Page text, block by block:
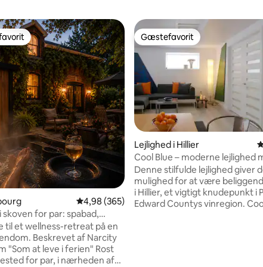
bedømmelse, 234 omtaler
4,98 ud af 5 i gennemsnitlig bedømmelse,
4,98 (365)
skoven for par: spabad,
til et wellness-retreat på en
af Narcity
at leve i ferien" Rost
for par, i nærheden af
Gæstefavorit
Gæstefavorit
Lejlighed i Hillier
Cool Blue – moderne lejlighed
soveværelse i PEC
Denne stilfulde lejlighed giver
mulighed for at være
i Hillier, et vigtigt knudepunkt i
Edward Countys vinregion.